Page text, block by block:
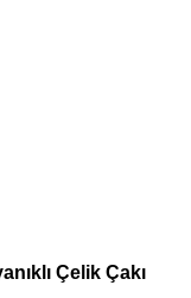
Çelik Çakı